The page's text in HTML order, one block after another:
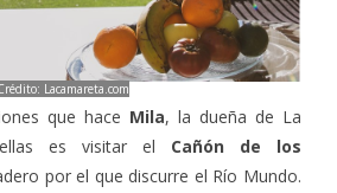
Lacamareta.com
que hace Mila, la dueña de La
es visitar el Cañón de los
por el que discurre el Río Mundo.